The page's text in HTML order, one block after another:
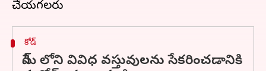
కోడ్‌
గేమ్ లోని వివిధ వస్తువులను సేకరించడానికి